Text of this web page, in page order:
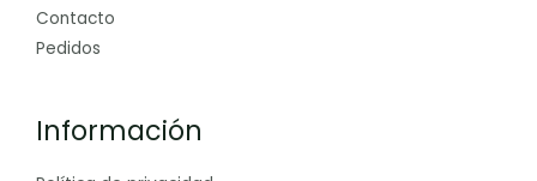
Contacto
Pedidos
Información